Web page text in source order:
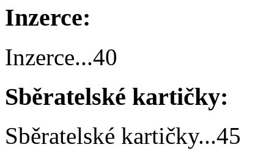
Inzerce:
Inzerce...40
Sběratelské kartičky:
Sběratelské kartičky...45